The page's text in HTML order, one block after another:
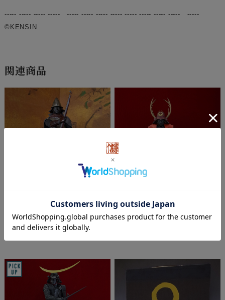
----- ----- ----- ----- ----- ----- ----- ----- ----- ----- ----- ----- -----
©KENSIN
関連商品
南蛮胴具足「織田信長」 －天下不
¥440,000 (税抜 ¥400,000)
仏胴具足「真田幸村」 －大坂の陣
－【真田庵 奉納作品】